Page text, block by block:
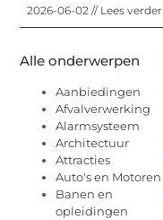
Alle onderwerpen
Aanbiedingen
Afvalverwerking
Alarmsysteem
Architectuur
Attracties
Auto's en Motoren
Banen en
opleidingen
2026-06-02 // Lees verder